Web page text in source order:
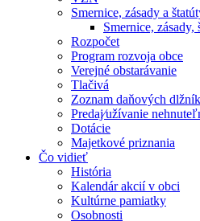
Smernice, zásady a
Smernice, zásady,
Rozpočet
Program rozvoja obce
Verejné obstarávanie
Tlačivá
Zoznam daňových
Predaj⁄užívanie
Dotácie
Majetkové priznania
Čo vidieť
História
Kalendár akcií v obci
Kultúrne pamiatky
Osobnosti